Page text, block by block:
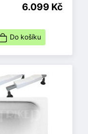
6.099 Kč
Do košíku